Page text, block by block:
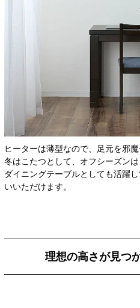
ヒーターは薄型なので、足元を邪
冬はこたつとして、オフシーズン
ダイニングテーブルとしても活躍
いいただけます。
理想の高さが見つ